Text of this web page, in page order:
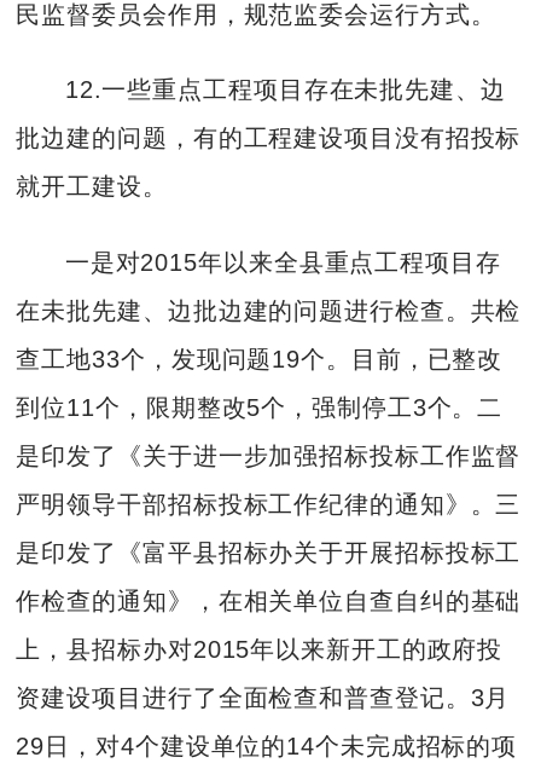
民监督委员会作用，规范监委会运行方式。
12.一些重点工程项目存在未批先建、边
批边建的问题，有的工程建设项目没有招投标
就开工建设。
一是对2015年以来全县重点工程项目存
在未批先建、边批边建的问题进行检查。共检
查工地33个，发现问题19个。目前，已整改
到位11个，限期整改5个，强制停工3个。二
是印发了《关于进一步加强招标投标工作监督
严明领导干部招标投标工作纪律的通知》。三
是印发了《富平县招标办关于开展招标投标工
作检查的通知》，在相关单位自查自纠的基础
上，县招标办对2015年以来新开工的政府投
资建设项目进行了全面检查和普查登记。3月
29日，对4个建设单位的14个未完成招标的项